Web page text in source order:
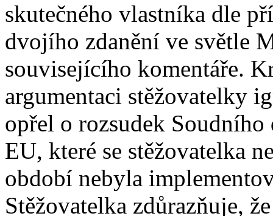
skutečného vlastníka dle
dvojího zdanění ve světle
souvisejícího komentáře.
argumentaci stěžovatelky
opřel o rozsudek
EU, které se stěžovatelka
období nebyla
Stěžovatelka zdůrazňuje,